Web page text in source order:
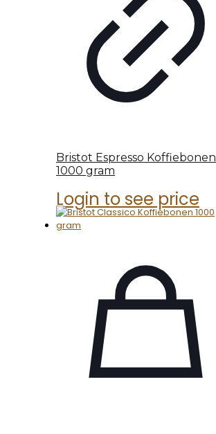
Bristot Espresso Koffiebonen
1000 gram
Login to see price